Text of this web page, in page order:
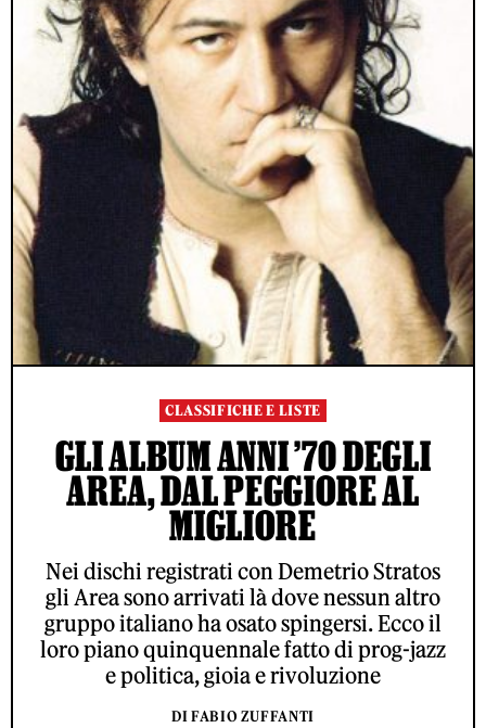
CLASSIFICHE E LISTE
GLI ALBUM ANNI ’70 DEGLI
AREA, DAL PEGGIORE AL
MIGLIORE
Nei dischi registrati con Demetrio Stratos
gli Area sono arrivati là dove nessun altro
gruppo italiano ha osato spingersi. Ecco il
loro piano quinquennale fatto di prog-jazz
e politica, gioia e rivoluzione
DI FABIO ZUFFANTI